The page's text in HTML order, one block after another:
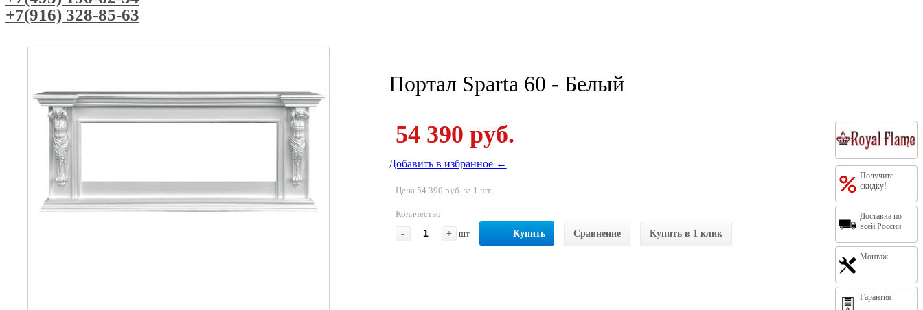
+7(916) 328-85-63
Портал Sparta 60 - Белый
Получите
скидку!
Доставка по
всей России
Монтаж
Гарантия
54 390 руб.
Добавить в избранное ←
Цена 54 390 руб. за 1 шт
Количество
-
+ шт Купить Сравнение Купить в 1 клик